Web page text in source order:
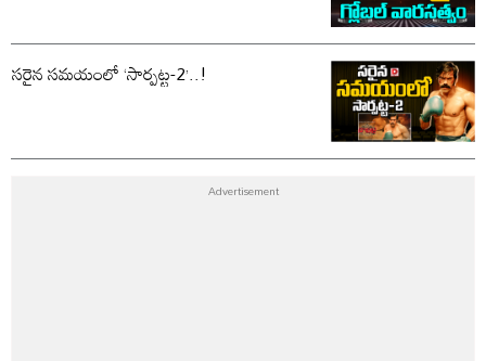
సరైన సమయంలో ‘సార్పట్ట-2’..!